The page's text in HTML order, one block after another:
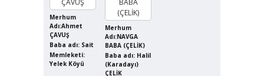
Merhum
Adı:Ahmet
ÇAVUŞ
Baba adı: Sait
Memleketi:
Yelek Köyü
Merhum
Adı:NAVGA
BABA (ÇELİK)
Baba adı: Halil
(Karadayı)
ÇELİK